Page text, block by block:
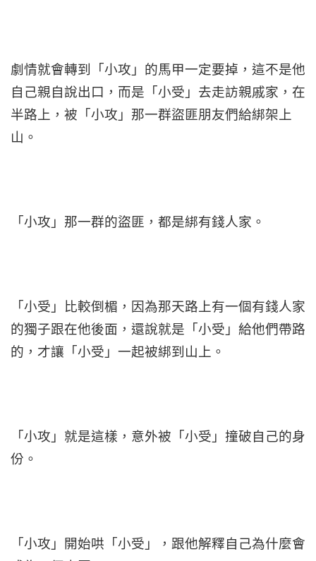
劇情就會轉到「小攻」的馬甲一定要掉，這不是他
自己親自說出口，而是「小受」去走訪親戚家，在
半路上，被「小攻」那一群盜匪朋友們給綁架上
山。
「小攻」那一群的盜匪，都是綁有錢人家。
「小受」比較倒楣，因為那天路上有一個有錢人家
的獨子跟在他後面，還說就是「小受」給他們帶路
的，才讓「小受」一起被綁到山上。
「小攻」就是這樣，意外被「小受」撞破自己的身
份。
「小攻」開始哄「小受」，跟他解釋自己為什麼會